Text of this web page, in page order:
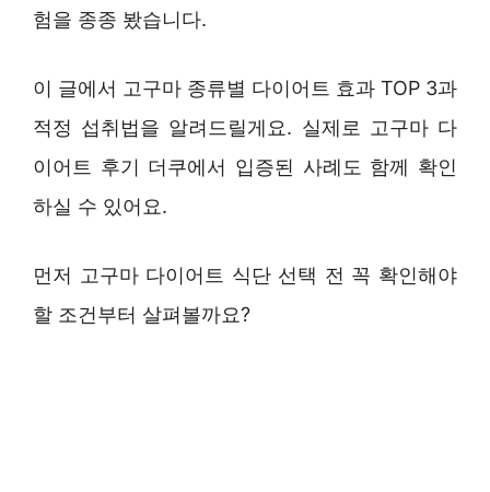
험을 종종 봤습니다.
이 글에서 고구마 종류별 다이어트 효과 TOP 3과
적정 섭취법을 알려드릴게요. 실제로 고구마 다
이어트 후기 더쿠에서 입증된 사례도 함께 확인
하실 수 있어요.
먼저 고구마 다이어트 식단 선택 전 꼭 확인해야
할 조건부터 살펴볼까요?